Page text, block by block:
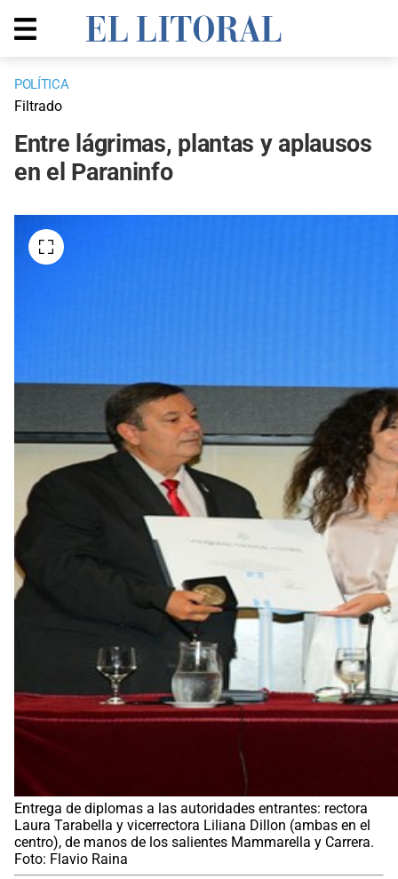
POLÍTICA
Filtrado
Entre lágrimas, plantas y aplausos
en el Paraninfo
Entrega de diplomas a las autoridades entrantes: rectora
Laura Tarabella y vicerrectora Liliana Dillon (ambas en el
centro), de manos de los salientes Mammarella y Carrera.
Foto: Flavio Raina